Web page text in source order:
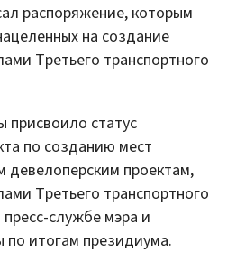
распоряжение, которым
на создание
Третьего транспортного
присвоило статус
по созданию мест
девелоперским проектам,
Третьего транспортного
службе мэра и
по итогам президиума.